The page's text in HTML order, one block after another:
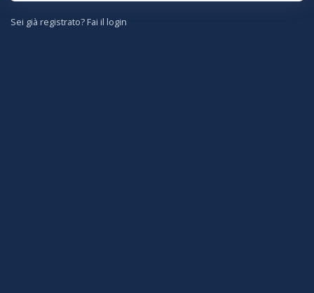
Sei già registrato? Fai il login